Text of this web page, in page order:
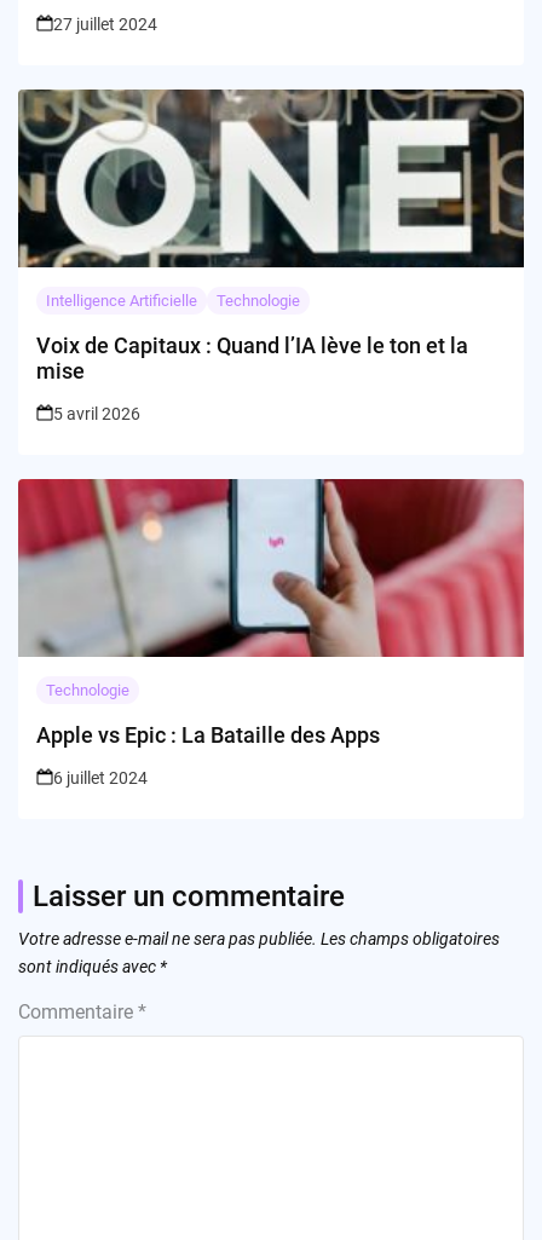
27 juillet 2024
Intelligence Artificielle Technologie
Voix de Capitaux : Quand l’IA lève le ton et la
mise
5 avril 2026
Technologie
Apple vs Epic : La Bataille des Apps
6 juillet 2024
Laisser un commentaire
Votre adresse e-mail ne sera pas publiée. Les champs obligatoires
sont indiqués avec *
Commentaire *